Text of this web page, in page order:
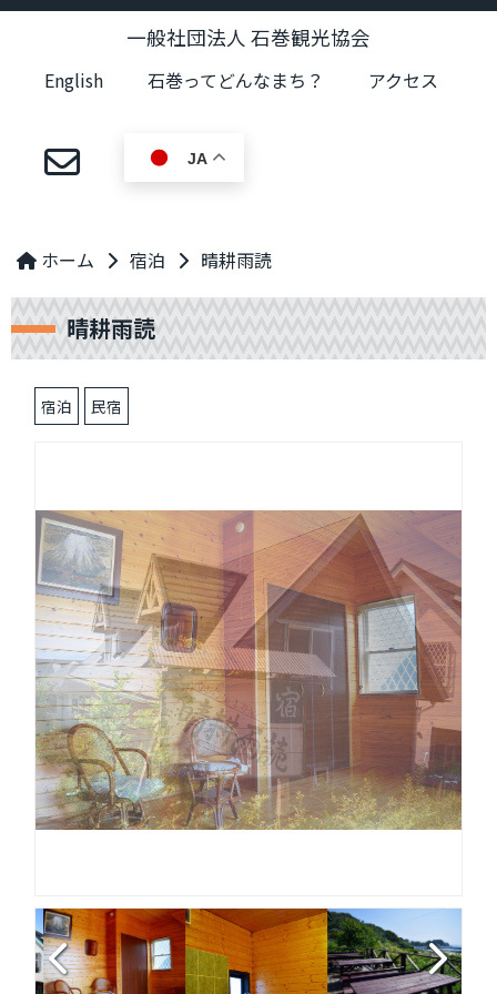
一般社団法人 石巻観光協会
English 石巻ってどんなまち？ アクセス
JA
ホーム 宿泊 晴耕雨読
晴耕雨読
宿泊 民宿